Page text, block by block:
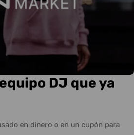
DJ que ya
en dinero o en un cupón para